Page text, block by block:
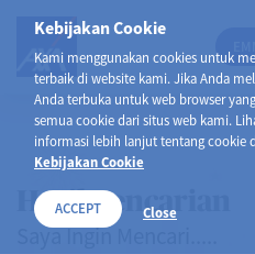
Kebijakan Cookie
Kami menggunakan cookies untuk
terbaik di website kami. Jika Anda
Anda terbuka untuk web browser
semua cookie dari situs web kami.
informasi lebih lanjut tentang cookie
Kebijakan Cookie
ACCEPT Close
Hasil Pencarian
Saya Ingin Mencari.....